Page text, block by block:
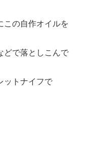
この自作オイルを
どで落としこんで
ットナイフで